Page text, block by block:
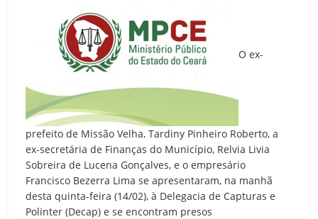
O ex-
prefeito de Missão Velha, Tardiny Pinheiro Roberto, a
ex-secretária de Finanças do Município, Relvia Livia
Sobreira de Lucena Gonçalves, e o empresário
Francisco Bezerra Lima se apresentaram, na manhã
desta quinta-feira (14/02), à Delegacia de Capturas e
Polinter (Decap) e se encontram presos